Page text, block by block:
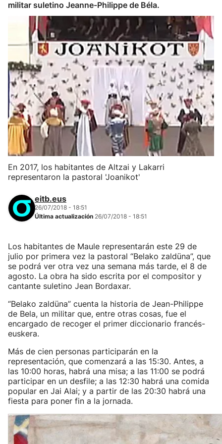
militar suletino Jeanne-Philippe de Béla.
En 2017, los habitantes de Altzai y Lakarri
representaron la pastoral 'Joanikot'
eitb.eus
26/07/2018 - 18:51
Última actualización 26/07/2018 - 18:51
Los habitantes de Maule representarán este 29 de
julio por primera vez la pastoral “Belako zaldüna”, que
se podrá ver otra vez una semana más tarde, el 8 de
agosto. La obra ha sido escrita por el compositor y
cantante suletino Jean Bordaxar.
“Belako zaldüna” cuenta la historia de Jean-Philippe
de Bela, un militar que, entre otras cosas, fue el
encargado de recoger el primer diccionario francés-
euskera.
Más de cien personas participarán en la
representación, que comenzará a las 15:30. Antes, a
las 10:00 horas, habrá una misa; a las 11:00 se podrá
participar en un desfile; a las 12:30 habrá una comida
popular en Jai Alai; y a partir de las 20:30 habrá una
fiesta para poner fin a la jornada.